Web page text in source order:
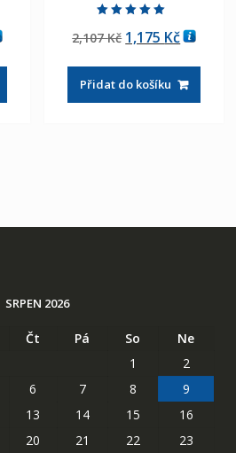
Kč
5.00
z 5
2,107Kč Původní
byla:
2,107 Kč
1,175 Kč
je:
1,175 Kč
Přidat do košíku
SRPEN 2026
Čt Pá So
Ne
1
2
6 7 8
9
13 14 15
16
20 21 22
23